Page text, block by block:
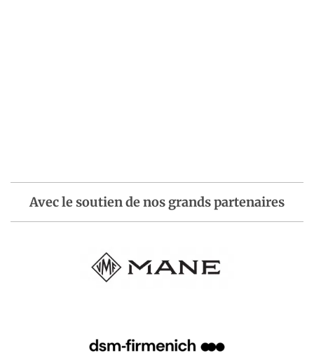
Avec le soutien de nos grands partenaires